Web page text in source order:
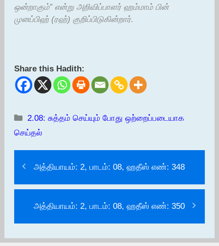
ஒன்றாகும்” என்று அறிவிப்பாளர் ஹம்மாம் பின்
முனப்பிஹ் (ரஹ்) குறிப்பிடுகின்றார்.
Share this Hadith:
Categories
2.08: சுத்தம் செய்யும் போது ஒற்றைப்படையாக
செய்தல்
அத்தியாயம்: 2, பாடம்: 08, ஹதீஸ் எண்: 348
அத்தியாயம்: 2, பாடம்: 08, ஹதீஸ் எண்: 350